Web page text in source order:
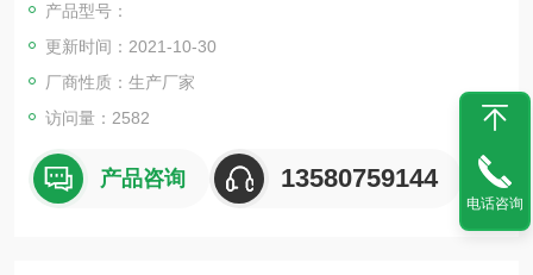
产品型号：
更新时间：2021-10-30
厂商性质：生产厂家
访问量：2582
产品咨询 13580759144
电话咨询